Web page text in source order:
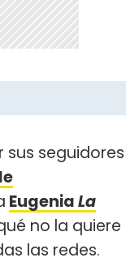
seguidores
EugeniaLa
no la quiere
las redes.